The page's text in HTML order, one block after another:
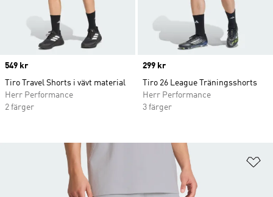
Price
549 kr
Tiro Travel Shorts i vävt material
Herr Performance
2 färger
Price
299 kr
Tiro 26 League Träningsshorts
Herr Performance
3 färger